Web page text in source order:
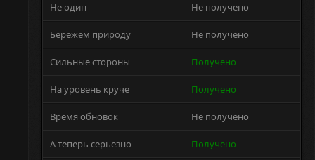
Не один Не получено
Бережем природу Не получено
Сильные стороны Получено
На уровень круче Получено
Время обновок Не получено
А теперь серьезно Получено